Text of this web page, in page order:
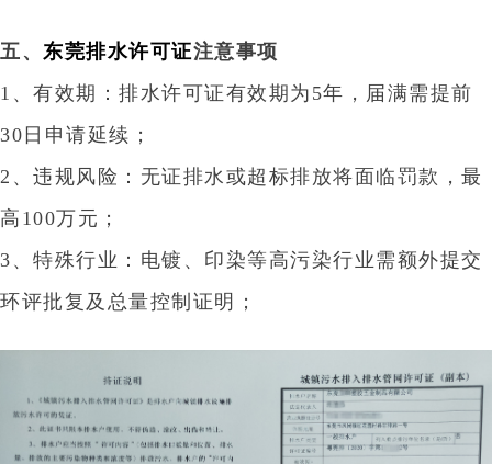
五、 东莞排水许可证注意事项‌
1、‌有效期‌：排水许可证有效期为‌5年‌，届满需提前
30日申请延续‌；
2、‌违规风险‌：无证排水或超标排放将面临罚款，最
高100万元；‌
3、‌特殊行业‌：电镀、印染等高污染行业需额外提交
环评批复及总量控制证明；‌